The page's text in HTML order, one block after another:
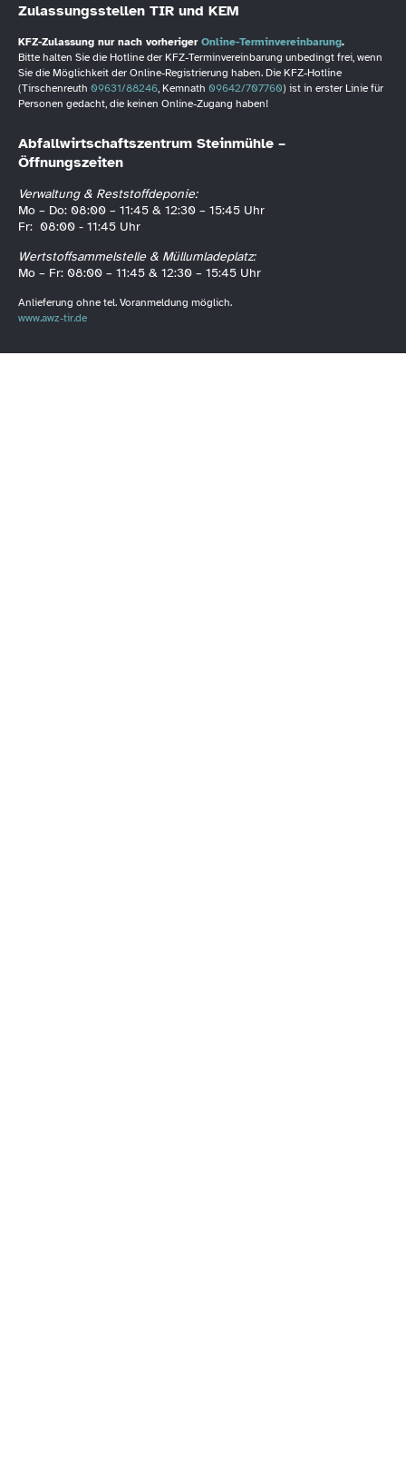
Zulassungsstellen TIR und KEM
KFZ-Zulassung nur nach vorheriger Online-Terminvereinbarung.
Bitte halten Sie die Hotline der KFZ-Terminvereinbarung unbedingt frei, wenn
Sie die Möglichkeit der Online-Registrierung haben. Die KFZ-Hotline
(Tirschenreuth 09631/88246, Kemnath 09642/707760) ist in erster Linie für
Personen gedacht, die keinen Online-Zugang haben!
Abfallwirtschaftszentrum Steinmühle –
Öffnungszeiten
Verwaltung & Reststoffdeponie:
Mo – Do: 08:00 – 11:45 & 12:30 – 15:45 Uhr
Fr: 08:00 - 11:45 Uhr
Wertstoffsammelstelle & Müllumladeplatz:
Mo – Fr: 08:00 – 11:45 & 12:30 – 15:45 Uhr
Anlieferung ohne tel. Voranmeldung möglich.
www.awz-tir.de